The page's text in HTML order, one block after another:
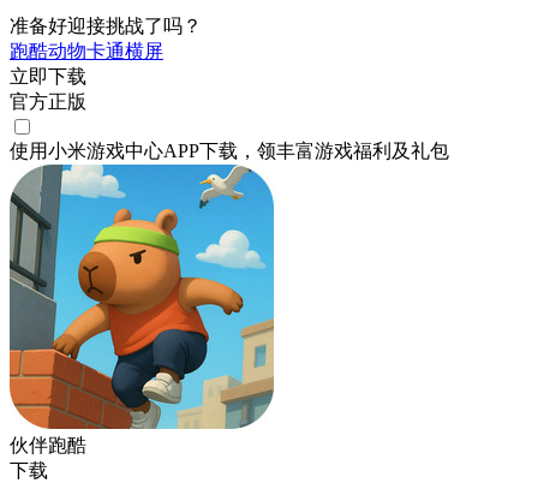
准备好迎接挑战了吗？
跑酷动物卡通横屏
立即下载
官方正版
使用小米游戏中心APP下载 ，领丰富游戏福利 及礼包
伙伴跑酷
下载